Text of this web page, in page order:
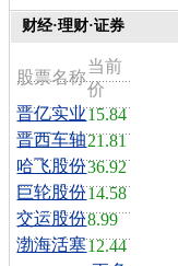
财经·理财·证券
股票名称
当前
价
晋亿实业15.84
晋西车轴21.81
哈飞股份36.92
巨轮股份14.58
交运股份8.99
渤海活塞12.44